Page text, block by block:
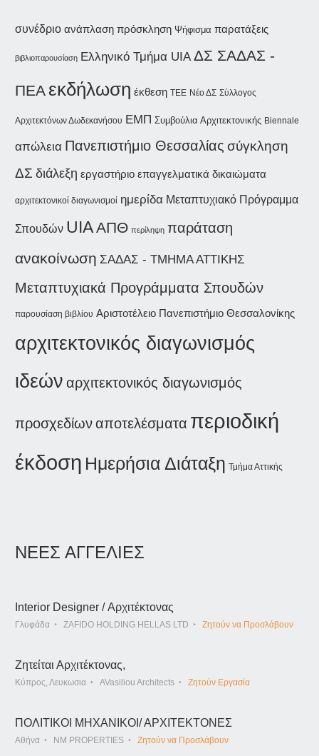
συνέδριο ανάπλαση πρόσκληση Ψήφισμα παρατάξεις
βιβλιοπαρουσίαση Ελληνικό Τμήμα UIA ΔΣ ΣΑΔΑΣ -
ΠΕΑ εκδήλωση έκθεση ΤΕΕ Νέο ΔΣ Σύλλογος
Αρχιτεκτόνων Δωδεκανήσου ΕΜΠ Συμβούλια Αρχιτεκτονικής Biennale
απώλεια Πανεπιστήμιο Θεσσαλίας σύγκληση
ΔΣ διάλεξη εργαστήριο επαγγελματικά δικαιώματα
αρχιτεκτονικοί διαγωνισμοί ημερίδα Μεταπτυχιακό Πρόγραμμα
Σπουδών UIAΑΠΘ περίληψη παράταση
ανακοίνωση ΣΑΔΑΣ - ΤΜΗΜΑ ΑΤΤΙΚΗΣ
Μεταπτυχιακά Προγράμματα Σπουδών
παρουσίαση βιβλίου Αριστοτέλειο Πανεπιστήμιο Θεσσαλονίκης
αρχιτεκτονικός διαγωνισμός
ιδεών αρχιτεκτονικός διαγωνισμός
προσχεδίωναποτελέσματα περιοδική
έκδοση Ημερήσια Διάταξη Τμήμα Αττικής
ΝΕΕΣ ΑΓΓΕΛΙΕΣ
Interior Designer / Αρχιτέκτονας
Γλυφάδα ZAFIDO HOLDING HELLAS LTD Ζητούν να Προσλάβουν
Ζητείται Αρχιτέκτονας,
Κύπρος, Λευκωσια AVasiliou Architects Ζητούν Εργασία
ΠΟΛΙΤΙΚΟΙ ΜΗΧΑΝΙΚΟΙ/ ΑΡΧΙΤΕΚΤΟΝΕΣ
Αθήνα NM PROPERTIES Ζητούν να Προσλάβουν